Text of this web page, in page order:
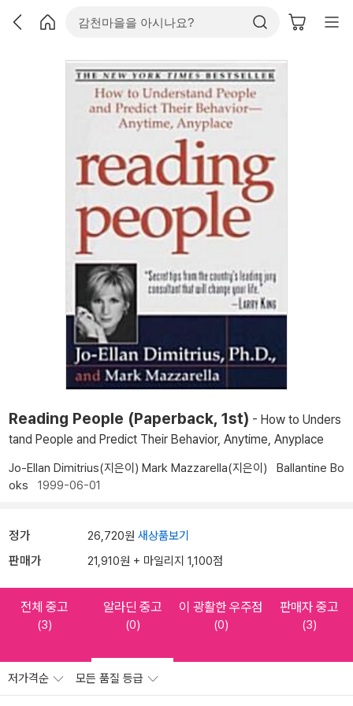
Reading People (Paperback, 1st) - How to Unders
tand People and Predict Their Behavior, Anytime, Anyplace
Jo-Ellan Dimitrius(지은이) Mark Mazzarella(지은이)
Ballantine Bo
oks 1999-06-01
정가 26,720원 새상품보기
판매가 21,910원 + 마일리지 1,100점
전체 중고
(3)
알라딘 중고
(0)
이 광활한 우주점
(0)
판매자 중고
(3)
저가격순 모든 품질 등급